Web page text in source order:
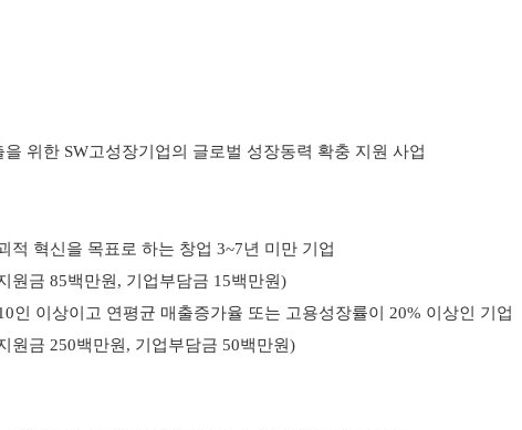
위한 SW고성장기업의 글로벌 성장동력 확충 지원 사업
적 혁신을 목표로 하는 창업 3~7년 미만 기업
금 85백만원, 기업부담금 15백만원)
인 이상이고 연평균 매출증가율 또는 고용성장률이 20% 이상인 기업
원금 250백만원, 기업부담금 50백만원)